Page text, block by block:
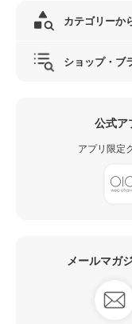
カテゴリーか
ショップ・ブ
公式ア
アプリ限定
メールマガ